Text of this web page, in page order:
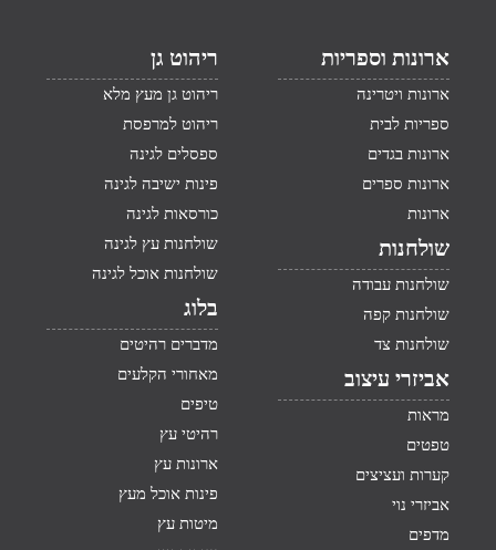
ארונות וספריות
ארונות ויטרינה
ספריות לבית
ארונות בגדים
ארונות ספרים
ארונות
שולחנות
שולחנות עבודה
שולחנות קפה
שולחנות צד
אביזרי עיצוב
מראות
טפטים
קערות ועציצים
אביזרי נוי
מדפים
ריהוט גן
ריהוט גן מעץ מלא
ריהוט למרפסת
ספסלים לגינה
פינות ישיבה לגינה
כורסאות לגינה
שולחנות עץ לגינה
שולחנות אוכל לגינה
בלוג
מדברים רהיטים
מאחורי הקלעים
טיפים
רהיטי עץ
ארונות עץ
פינות אוכל מעץ
מיטות עץ